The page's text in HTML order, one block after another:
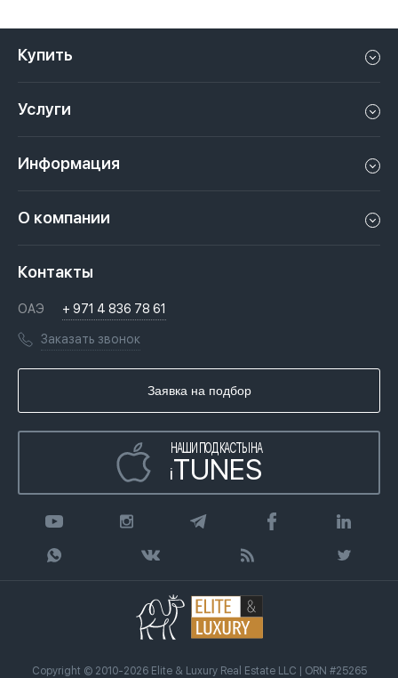
Купить
Апартаменты в Дубае
Пентхаус в Дубае
Услуги
Сдать недвижимость в Дубае, ОАЭ
Недвижимость за криптовалюту в Дубае
Переезд в Дубай, ОАЭ
Гражданство ОАЭ
Информация
Законы
Вопросы и ответы
Книги
Инфографика
О компании
Лицензии
Агентство недвижимости
Контакты
ОАЭ + 971 4 836 78 61
Заказать звонок
Заявка на подбор
НАШИ ПОДКАСТЫ НА
iTUNES
Copyright © 2010-2026 Elite & Luxury Real Estate LLC | ORN #25265